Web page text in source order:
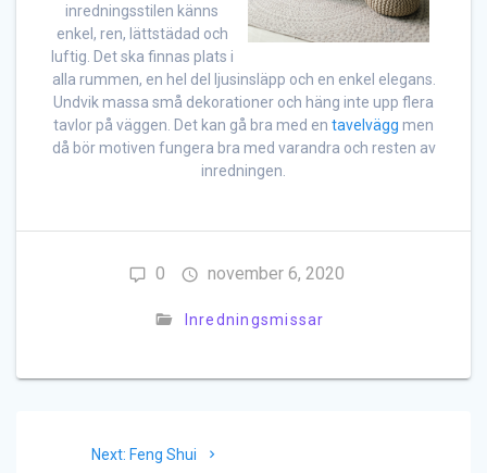
inredningsstilen känns
enkel, ren, lättstädad och
luftig. Det ska finnas plats i
alla rummen, en hel del ljusinsläpp och en enkel elegans.
Undvik massa små dekorationer och häng inte upp flera
tavlor på väggen. Det kan gå bra med en tavelvägg men
då bör motiven fungera bra med varandra och resten av
inredningen.
0 november 6, 2020
Inredningsmissar
Next: Next
Feng Shui